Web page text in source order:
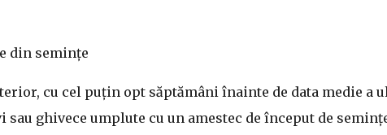
din semințe
cu cel puțin opt săptămâni înainte de data medie a
ghivece umplute cu un amestec de început de